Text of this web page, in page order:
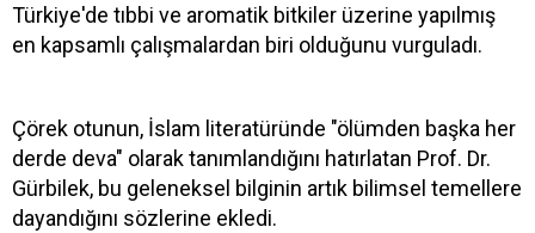
Türkiye'de tıbbi ve aromatik bitkiler üzerine yapılmış
en kapsamlı çalışmalardan biri olduğunu vurguladı.
Çörek otunun, İslam literatüründe "ölümden başka her
derde deva" olarak tanımlandığını hatırlatan Prof. Dr.
Gürbilek, bu geleneksel bilginin artık bilimsel temellere
dayandığını sözlerine ekledi.